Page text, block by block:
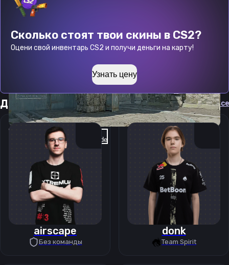
Previous slide Next slide
Сколько стоят твои скины в CS2?
Оцени свой инвентарь CS2 и получи деньги на карту!
Узнать цену
Другие прицелы Cмотреть все
airscape
Без команды
donk
Team Spirit